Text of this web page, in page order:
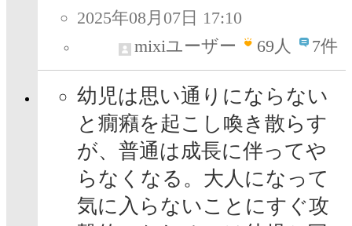
2025年08月07日 17:10
mixiユーザー
69人 7件
幼児は思い通りにならない
と癇癪を起こし喚き散らす
が、普通は成長に伴ってや
らなくなる。大人になって
気に入らないことにすぐ攻